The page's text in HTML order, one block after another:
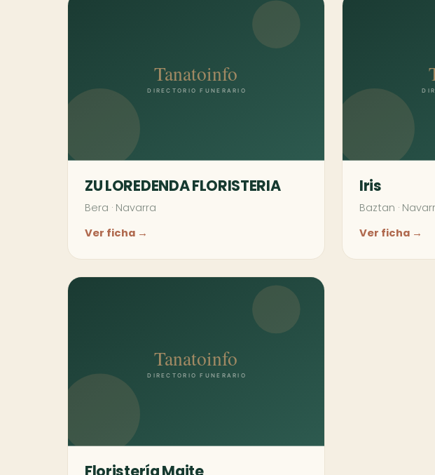
ZU LOREDENDA FLORISTERIA
Bera · Navarra
Ver ficha →
Iris
Baztan ·
Ver ficha →
Floristería Maite